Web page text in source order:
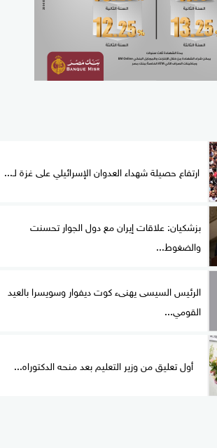
ارتفاع حصيلة شهداء العدوان الإسرائيلي على غزة لـ...
بزشكيان: علاقات إيران مع دول الجوار تحسنت
والضغوط...
الرئيس السيسى يهنىء كوت ديفوار وسويسرا بالعيد
القومي...
أول تعليق من وزير التعليم بعد منحه الدكتوراه...